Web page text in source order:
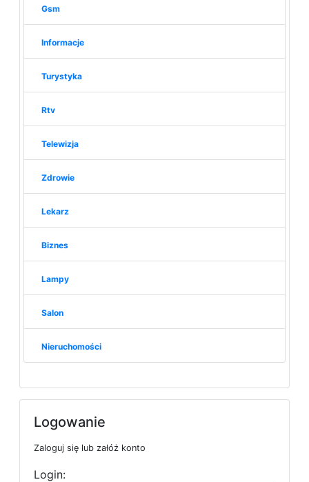
Gsm
Informacje
Turystyka
Rtv
Telewizja
Zdrowie
Lekarz
Biznes
Lampy
Salon
Nieruchomości
Logowanie
Zaloguj się lub załóż konto
Login: